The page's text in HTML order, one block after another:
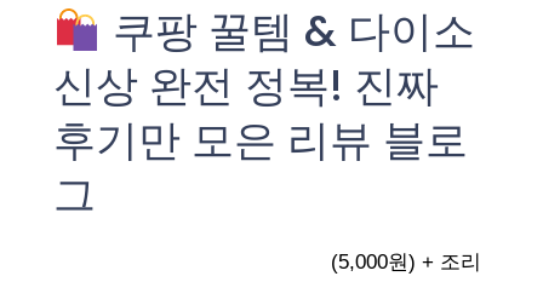
쿠팡 꿀템 & 다이소
신상 완전 정복! 진짜
후기만 모은 리뷰 블로
그
(5,000원) + 조리